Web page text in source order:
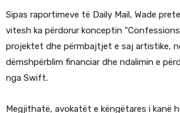
Sipas raportimeve të Daily Mail, Wade
vitesh ka përdorur konceptin
projektet dhe përmbajtjet e saj artistike,
dëmshpërblim financiar dhe ndalimin e
nga Swift.
Megjithatë, avokatët e këngëtares i kanë